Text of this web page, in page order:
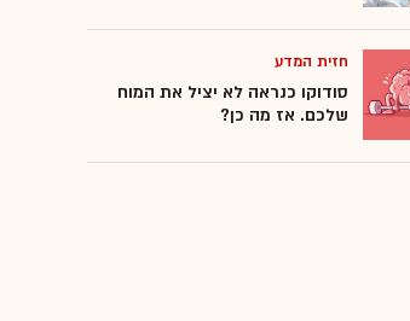
חזית המדע
סודוקו כנראה לא יציל את המוח
שלכם. אז מה כן?